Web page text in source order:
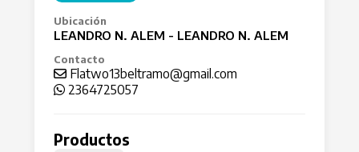
Ubicación
LEANDRO N. ALEM - LEANDRO N. ALEM
Contacto
Flatwo13beltramo@gmail.com
2364725057
Productos